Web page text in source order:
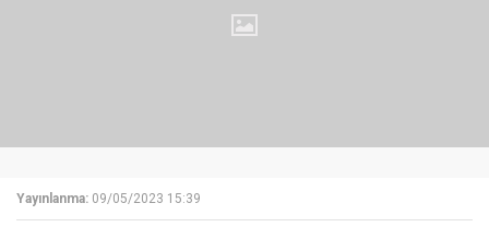
Yayınlanma: 09/05/2023 15:39